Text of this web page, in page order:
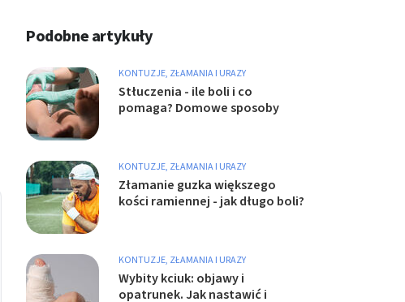
Podobne artykuły
KONTUZJE, ZŁAMANIA I URAZY
Stłuczenia - ile boli i co
pomaga? Domowe sposoby
KONTUZJE, ZŁAMANIA I URAZY
Złamanie guzka większego
kości ramiennej - jak długo boli?
KONTUZJE, ZŁAMANIA I URAZY
Wybity kciuk: objawy i
opatrunek. Jak nastawić i